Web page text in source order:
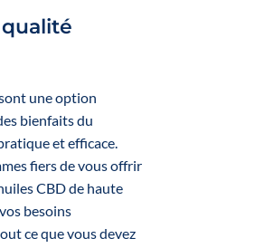
une option
bienfaits du
et efficace.
fiers de vous offrir
CBD de haute
besoins
ce que vous devez